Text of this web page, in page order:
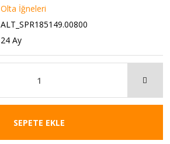
Olta İğneleri
ALT_SPR185149.00800
24 Ay
SEPETE EKLE